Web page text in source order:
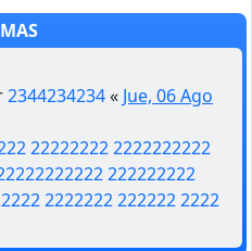
2344234234« Jue, 06 Ago
22222222 2222222222
222222222
2222222 222222 2222